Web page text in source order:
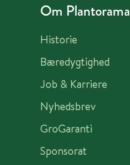
Om Plantorama
Historie
Bæredygtighed
Job & Karriere
Nyhedsbrev
GroGaranti
Sponsorat